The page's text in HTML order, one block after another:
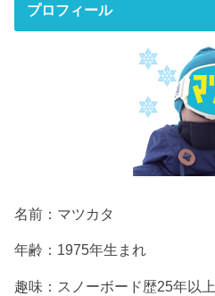
プロフィール
名前：マツカタ
年齢：1975年生まれ
趣味：スノーボード歴25年以